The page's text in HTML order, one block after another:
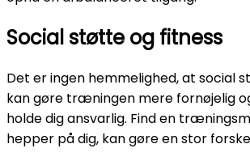
Social støtte og fitness
Det er ingen hemmelighed, at social
kan gøre træningen mere fornøjelig
holde dig ansvarlig. Find en
hepper på dig, kan gøre en stor